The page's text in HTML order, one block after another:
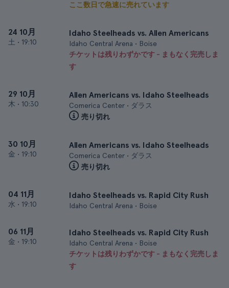
ここ数日で急速に売れています
24 10月
土 • 19:10
Idaho Steelheads vs. Allen Americans
Idaho Central Arena • Boise
チケットは残りわずかです - まもなく完売しま
す
29 10月
木 • 10:30
Allen Americans vs. Idaho Steelheads
Comerica Center • ダラス
売り切れ
30 10月
金 • 19:10
Allen Americans vs. Idaho Steelheads
Comerica Center • ダラス
売り切れ
04 11月
水 • 19:10
Idaho Steelheads vs. Rapid City Rush
Idaho Central Arena • Boise
06 11月
金 • 19:10
Idaho Steelheads vs. Rapid City Rush
Idaho Central Arena • Boise
チケットは残りわずかです - まもなく完売しま
す